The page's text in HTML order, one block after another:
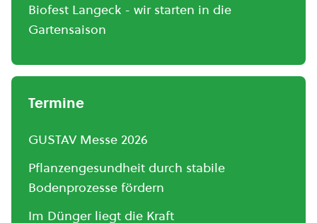
Biofest Langeck - wir starten in die
Gartensaison
Termine
GUSTAV Messe 2026
Pflanzengesundheit durch stabile
Bodenprozesse fördern
Im Dünger liegt die Kraft